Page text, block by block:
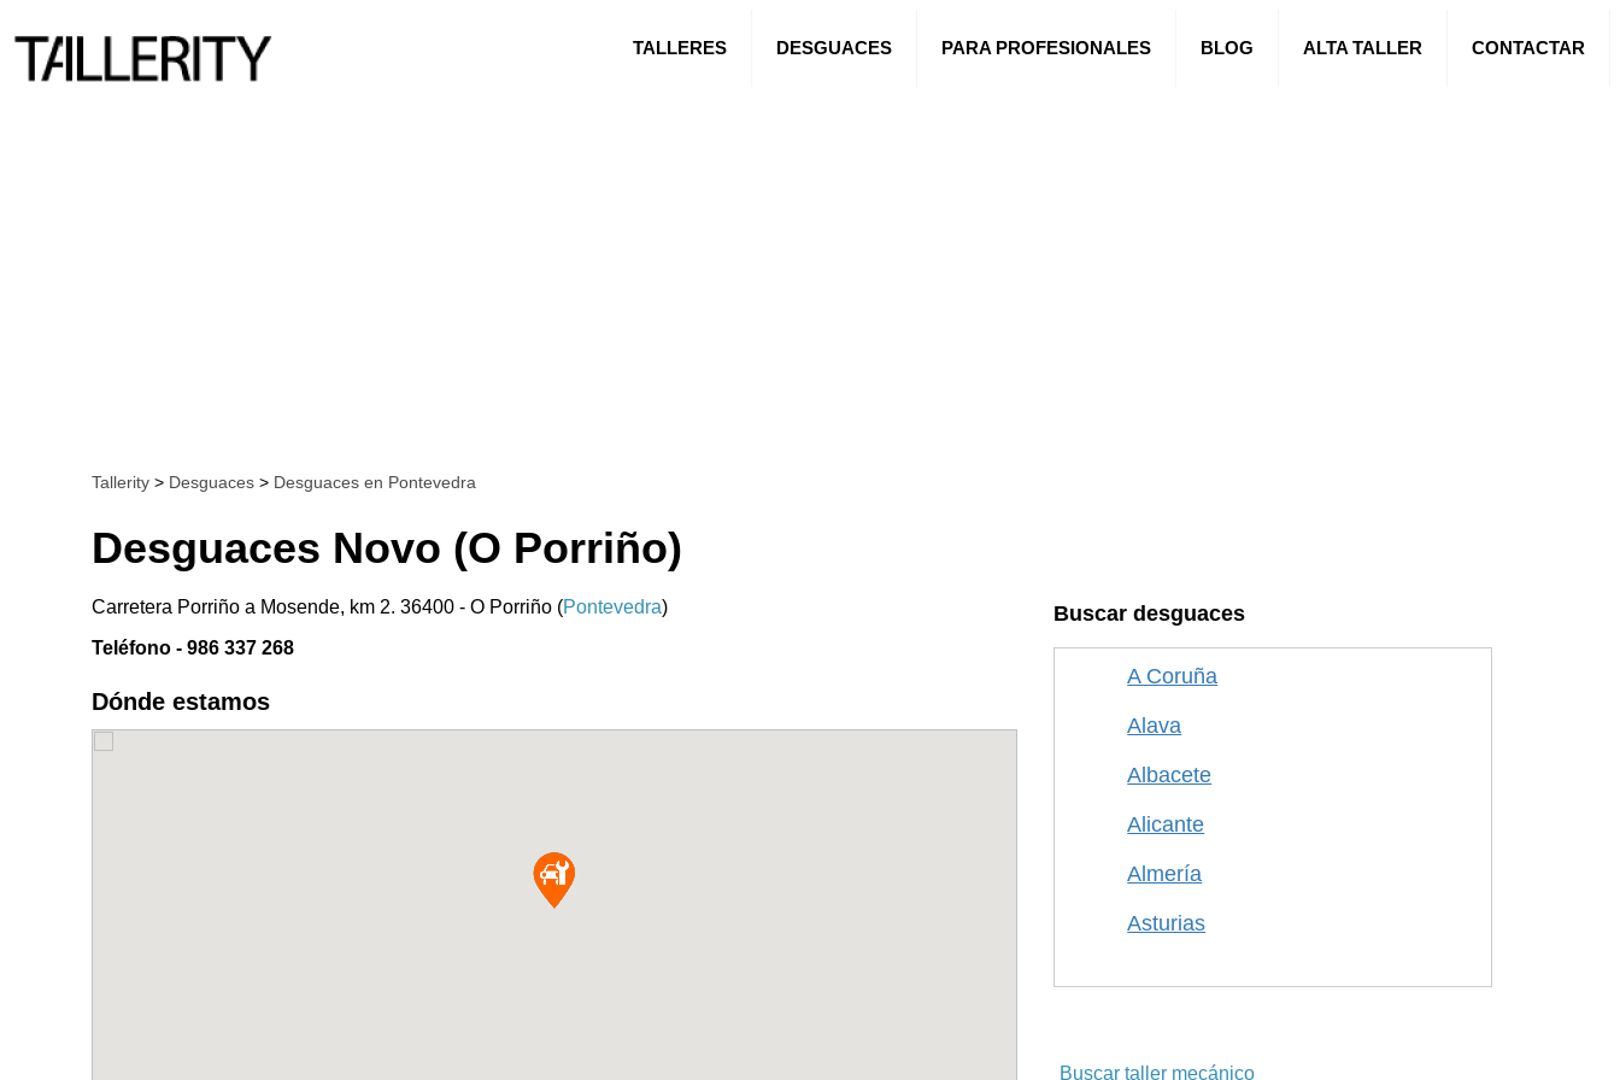
TALLERES DESGUACES PARA PROFESIONALES BLOG ALTA TALLER CONTACTAR
Tallerity > Desguaces > Desguaces en Pontevedra
Desguaces Novo (O Porriño)
Carretera Porriño a Mosende, km 2. 36400 - O Porriño (Pontevedra)
Teléfono - 986 337 268
Dónde estamos
Buscar desguaces
A Coruña
Alava
Albacete
Alicante
Almería
Asturias
Barcelona
Buscar taller mecánico